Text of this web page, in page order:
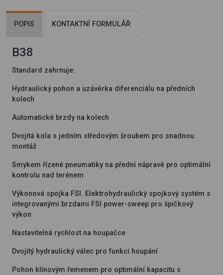
POPIS KONTAKTNÍ FORMULÁŘ
B38
Standard zahrnuje:
Hydraulický pohon a uzávěrka diferenciálu na předních
kolech
Automatické brzdy na kolech
Dvojitá kola s jedním středovým šroubem pro snadnou
montáž
Smykem řízené pneumatiky na přední nápravě pro optimální
kontrolu nad terénem
Výkonová spojka FSI. Elektrohydraulický spojkový systém s
integrovanými brzdami FSI power-sweep pro špičkový
výkon
Nastavitelná rychlost na houpačce
Dvojitý hydraulický válec pro funkci houpání
Pohon klínovým řemenem pro optimální kapacitu s